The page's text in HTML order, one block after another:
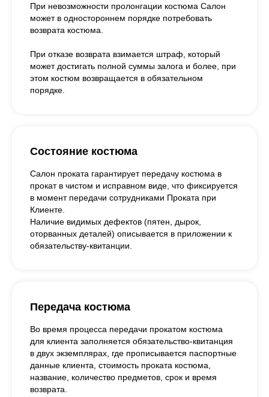
При невозможности пролонгации костюма Салон
может в одностороннем порядке потребовать
возврата костюма.
При отказе возврата взимается штраф, который
может достигать полной суммы залога и более, при
этом костюм возвращается в обязательном
порядке.
Состояние костюма
Салон проката гарантирует передачу костюма в
прокат в чистом и исправном виде, что фиксируется
в момент передачи сотрудниками Проката при
Клиенте.
Наличие видимых дефектов (пятен, дырок,
оторванных деталей) описывается в приложении к
обязательству-квитанции.
Передача костюма
Во время процесса передачи прокатом костюма
для клиента заполняется обязательство-квитанция
в двух экземплярах, где прописывается паспортные
данные клиента, стоимость проката костюма,
название, количество предметов, срок и время
возврата.